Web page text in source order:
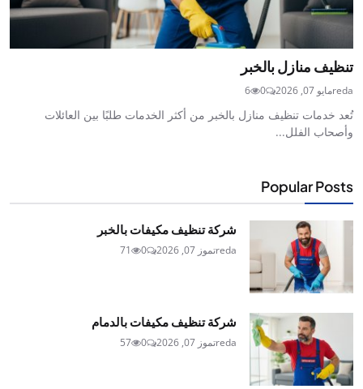
تنظيف منازل بالخبر
redaمايو 07, 2026 0
6
تُعد خدمات تنظيف منازل بالخبر من أكثر الخدمات طلبًا بين العائلات
وأصحاب الفلل...
Popular Posts
شركة تنظيف مكيفات بالخبر
redaتموز 07, 2026 0
71
شركة تنظيف مكيفات بالدمام
redaتموز 07, 2026 0
57